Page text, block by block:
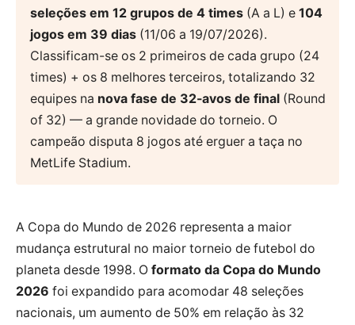
seleções em 12 grupos de 4 times(A a L) e 104
jogos em 39 dias(11/06 a 19/07/2026).
Classificam-se os 2 primeiros de cada grupo (24
times) + os 8 melhores terceiros, totalizando 32
equipes na nova fase de 32-avos de final(Round
of 32) — a grande novidade do torneio. O
campeão disputa 8 jogos até erguer a taça no
MetLife Stadium.
A Copa do Mundo de 2026 representa a maior
mudança estrutural no maior torneio de futebol do
planeta desde 1998. O formato da Copa do Mundo
2026 foi expandido para acomodar 48 seleções
nacionais, um aumento de 50% em relação às 32